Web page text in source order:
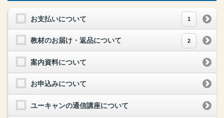
お支払いについて 1
教材のお届け・返品について 2
案内資料について
お申込みについて
ユーキャンの通信講座について